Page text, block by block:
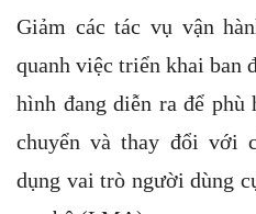
Giảm các tác vụ vận
quanh việc triển khai ban
hình đang diễn ra để
chuyển và thay đổi với
dụng vai trò người dùng